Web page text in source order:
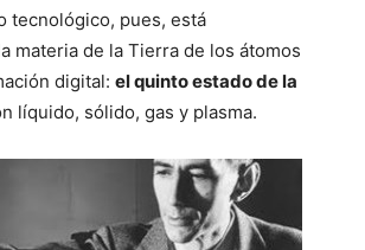
tecnológico, pues, está
materia de la Tierra de los átomos
digital: el quinto estado de la
líquido, sólido, gas y plasma.